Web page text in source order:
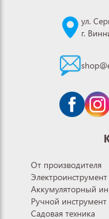
ул.
г.
От производителя
Электроинструмент
Аккумуляторный
Ручной инструмент
Садовая техника